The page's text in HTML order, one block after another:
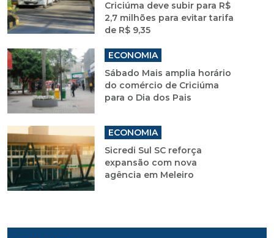
Criciúma deve subir para R$
2,7 milhões para evitar tarifa
de R$ 9,35
ECONOMIA
Sábado Mais amplia horário
do comércio de Criciúma
para o Dia dos Pais
ECONOMIA
Sicredi Sul SC reforça
expansão com nova
agência em Meleiro